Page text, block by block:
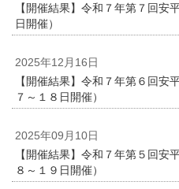
【開催結果】令和７年第７回安
日開催）
2025年12月16日
【開催結果】令和７年第６回安
７～１８日開催）
2025年09月10日
【開催結果】令和７年第５回安
８～１９日開催）